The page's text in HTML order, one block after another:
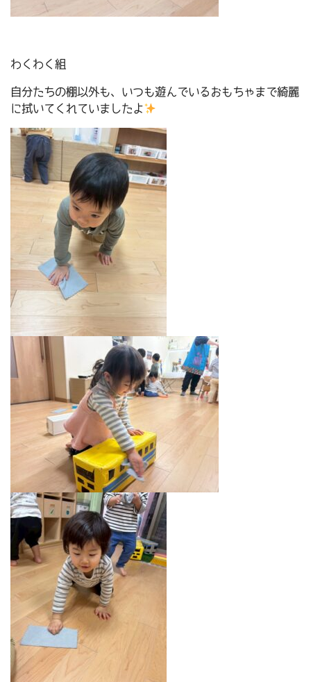
わくわく組
自分たちの棚以外も、いつも遊んでいるおもちゃまで綺麗
に拭いてくれていましたよ